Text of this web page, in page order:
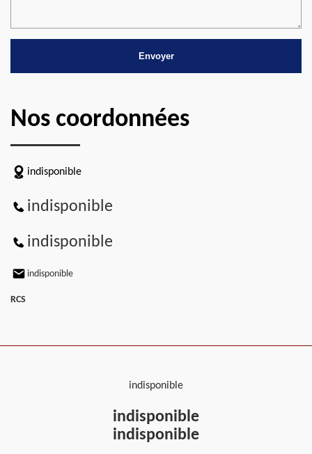
Nos coordonnées
indisponible
indisponible
indisponible
indisponible
RCS
indisponible
indisponible
indisponible